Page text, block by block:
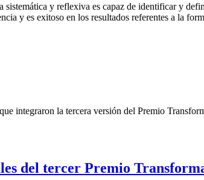
y reflexiva es capaz de identificar y
y es exitoso en los resultados referentes a la
integraron la tercera versión del Premio
del tercer Premio